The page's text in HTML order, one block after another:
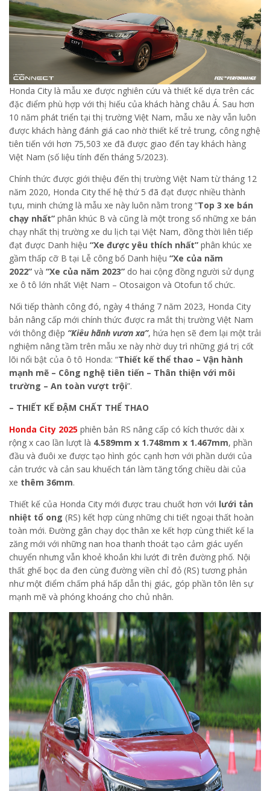
Honda City là mẫu xe được nghiên cứu và thiết kế dựa trên các
đặc điểm phù hợp với thị hiếu của khách hàng châu Á. Sau hơn
10 năm phát triển tại thị trường Việt Nam, mẫu xe này vẫn luôn
được khách hàng đánh giá cao nhờ thiết kế trẻ trung, công nghệ
tiên tiến với hơn 75,503 xe đã được giao đến tay khách hàng
Việt Nam (số liệu tính đến tháng 5/2023).
Chính thức được giới thiệu đến thị trường Việt Nam từ tháng 12
năm 2020, Honda City thế hệ thứ 5 đã đạt được nhiều thành
tựu, minh chứng là mẫu xe này luôn nằm trong “Top 3 xe bán
chạy nhất” phân khúc B và cũng là một trong số những xe bán
chạy nhất thị trường xe du lịch tại Việt Nam, đồng thời liên tiếp
đạt được Danh hiệu “Xe được yêu thích nhất” phân khúc xe
gầm thấp cỡ B tại Lễ công bố Danh hiệu “Xe của năm
2022” và “Xe của năm 2023” do hai cộng đồng người sử dụng
xe ô tô lớn nhất Việt Nam – Otosaigon và Otofun tổ chức.
Nối tiếp thành công đó, ngày 4 tháng 7 năm 2023, Honda City
bản nâng cấp mới chính thức được ra mắt thị trường Việt Nam
với thông điệp “Kiêu hãnh vươn xa”, hứa hẹn sẽ đem lại một trải
nghiệm nâng tầm trên mẫu xe này nhờ duy trì những giá trị cốt
lõi nổi bật của ô tô Honda: “Thiết kế thể thao – Vận hành
mạnh mẽ – Công nghệ tiên tiến – Thân thiện với môi
trường – An toàn vượt trội”.
– THIẾT KẾ ĐẬM CHẤT THỂ THAO
Honda City 2025 phiên bản RS nâng cấp có kích thước dài x
rộng x cao lần lượt là 4.589mm x 1.748mm x 1.467mm, phần
đầu và đuôi xe được tạo hình góc cạnh hơn với phần dưới của
cản trước và cản sau khuếch tán làm tăng tổng chiều dài của
xe thêm 36mm.
Thiết kế của Honda City mới được trau chuốt hơn với lưới tản
nhiệt tổ ong (RS) kết hợp cùng những chi tiết ngoại thất hoàn
toàn mới. Đường gân chạy dọc thân xe kết hợp cùng thiết kế la
zăng mới với những nan hoa thanh thoát tạo cảm giác uyển
chuyển nhưng vẫn khoẻ khoắn khi lướt đi trên đường phố. Nội
thất ghế bọc da đen cùng đường viền chỉ đỏ (RS) tương phản
như một điểm chấm phá hấp dẫn thị giác, góp phần tôn lên sự
mạnh mẽ và phóng khoáng cho chủ nhân.